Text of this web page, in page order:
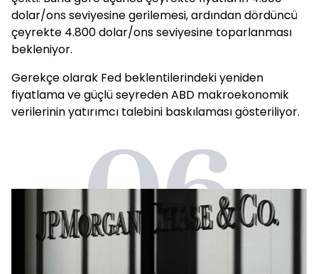
dolar/ons seviyesine gerilemesi, ardından dördüncü
çeyrekte 4.800 dolar/ons seviyesine toparlanması
bekleniyor.
Gerekçe olarak Fed beklentilerindeki yeniden
fiyatlama ve güçlü seyreden ABD makroekonomik
verilerinin yatırımcı talebini baskılaması gösteriliyor.
06